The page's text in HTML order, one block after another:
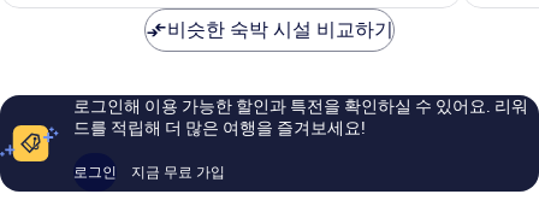
훌
이
후
기
동
최
이
용
비슷한 숙박 시설 비교하기
로그인해 이용 가능한 할인과 특전을 확인하실 수 있어요. 리워
드를 적립해 더 많은 여행을 즐겨보세요!
로그인 지금 무료 가입